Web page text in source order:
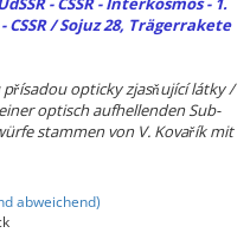
CSSR / Sojuz 28, Trä­ger­ra­ke­te
přísadou op­ti­cky zjasňující látky /
op­tisch auf­hel­len­den Sub­
stam­men von V. Kovařík mit
abweichend)